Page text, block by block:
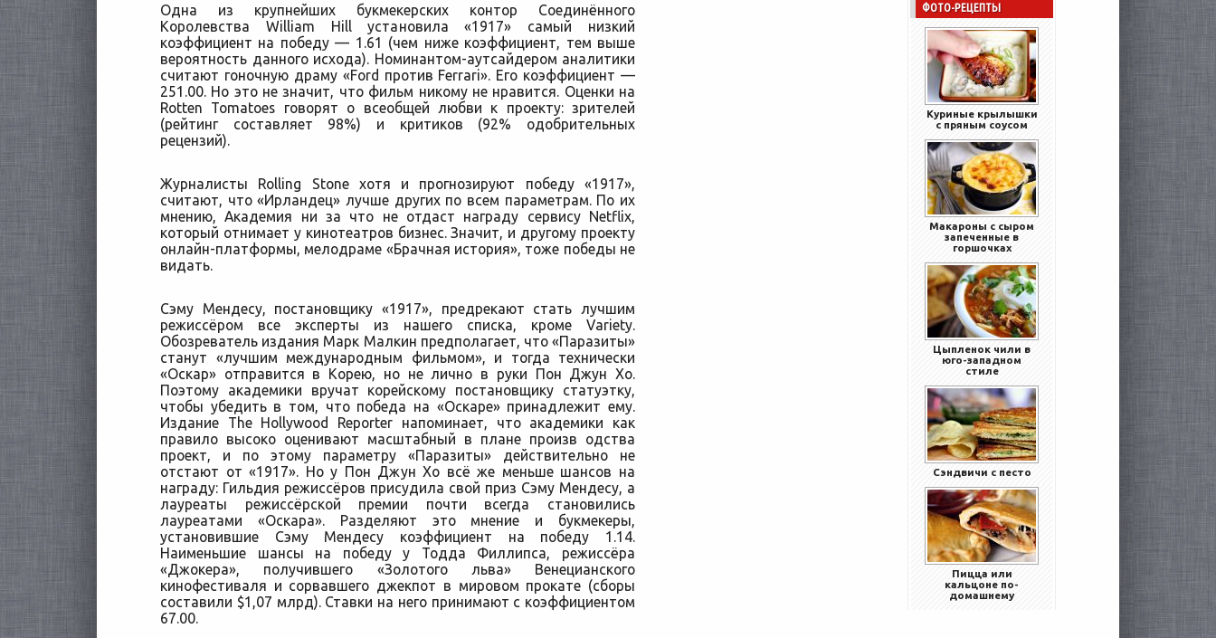
Одна из крупнейших букмекерских контор Соединённого
Королевства William Hill установила «1917» самый низкий
коэффициент на победу — 1.61 (чем ниже коэффициент, тем выше
вероятность данного исхода). Номинантом-аутсайдером аналитики
считают гоночную драму «Ford против Ferrari». Его коэффициент —
251.00. Но это не значит, что фильм никому не нравится. Оценки на
Rotten Tomatoes говорят о всеобщей любви к проекту: зрителей
(рейтинг составляет 98%) и критиков (92% одобрительных
рецензий).
Журналисты Rolling Stone хотя и прогнозируют победу «1917»,
считают, что «Ирландец» лучше других по всем параметрам. По их
мнению, Академия ни за что не отдаст награду сервису Netflix,
который отнимает у кинотеатров бизнес. Значит, и другому проекту
онлайн-платформы, мелодраме «Брачная история», тоже победы не
видать.
Сэму Мендесу, постановщику «1917», предрекают стать лучшим
режиссёром все эксперты из нашего списка, кроме Variety.
Обозреватель издания Марк Малкин предполагает, что «Паразиты»
станут «лучшим международным фильмом», и тогда технически
«Оскар» отправится в Корею, но не лично в руки Пон Джун Хо.
Поэтому академики вручат корейскому постановщику статуэтку,
чтобы убедить в том, что победа на «Оскаре» принадлежит ему.
Издание The Hollywood Reporter напоминает, что академики как
правило высоко оценивают масштабный в плане произв одства
проект, и по этому параметру «Паразиты» действительно не
отстают от «1917». Но у Пон Джун Хо всё же меньше шансов на
награду: Гильдия режиссёров присудила свой приз Сэму Мендесу, а
лауреаты режиссёрской премии почти всегда становились
лауреатами «Оскара». Разделяют это мнение и букмекеры,
установившие Сэму Мендесу коэффициент на победу 1.14.
Наименьшие шансы на победу у Тодда Филлипса, режиссёра
«Джокера», получившего «Золотого льва» Венецианского
кинофестиваля и сорвавшего джекпот в мировом прокате (сборы
составили $1,07 млрд). Ставки на него принимают с коэффициентом
67.00.
ФОТО-РЕЦЕПТЫ
Куриные крылышки
с пряным соусом
Макароны с сыром
запеченные в
горшочках
Цыпленок чили в
юго-западном
стиле
Сэндвичи с песто
Пицца или
кальцоне по-
домашнему